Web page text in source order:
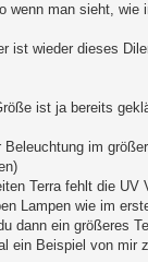
wenn man sieht, wie
ist wieder dieses
ist ja bereits
Beleuchtung im
Terra fehlt die
Lampen wie im
dann ein größeres
ein Beispiel von mir